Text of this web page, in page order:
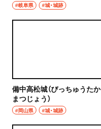
#岐阜県 #城・城跡
備中高松城（びっちゅうたか
まつじょう）
#岡山県 #城・城跡